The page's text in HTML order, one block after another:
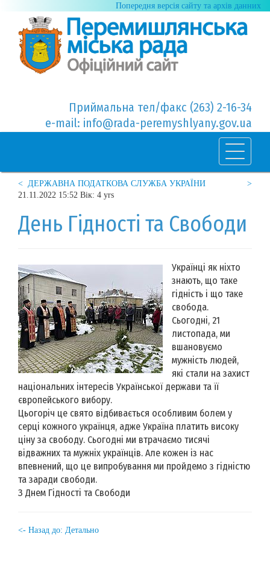
Попередня версія сайту та архів данних
Приймальна тел/факс (263) 2-16-34
e-mail: info@rada-peremyshlyany.gov.ua
>
< ДЕРЖАВНА ПОДАТКОВА СЛУЖБА УКРАЇНИ
21.11.2022 15:52 Вік: 4 yrs
День Гідності та Свободи
Українці як ніхто
знають, що таке
гідність і що таке
свобода.
Сьогодні, 21
листопада, ми
вшановуємо
мужність людей,
які стали на захист
національних інтересів Української держави та її
європейського вибору.
Цьогоріч це свято відбивається особливим болем у
серці кожного українця, адже Україна платить високу
ціну за свободу. Сьогодні ми втрачаємо тисячі
відважних та мужніх українців. Але кожен із нас
впевнений, що це випробування ми пройдемо з гідністю
та заради свободи.
З Днем Гідності та Свободи
<- Назад до: Детально